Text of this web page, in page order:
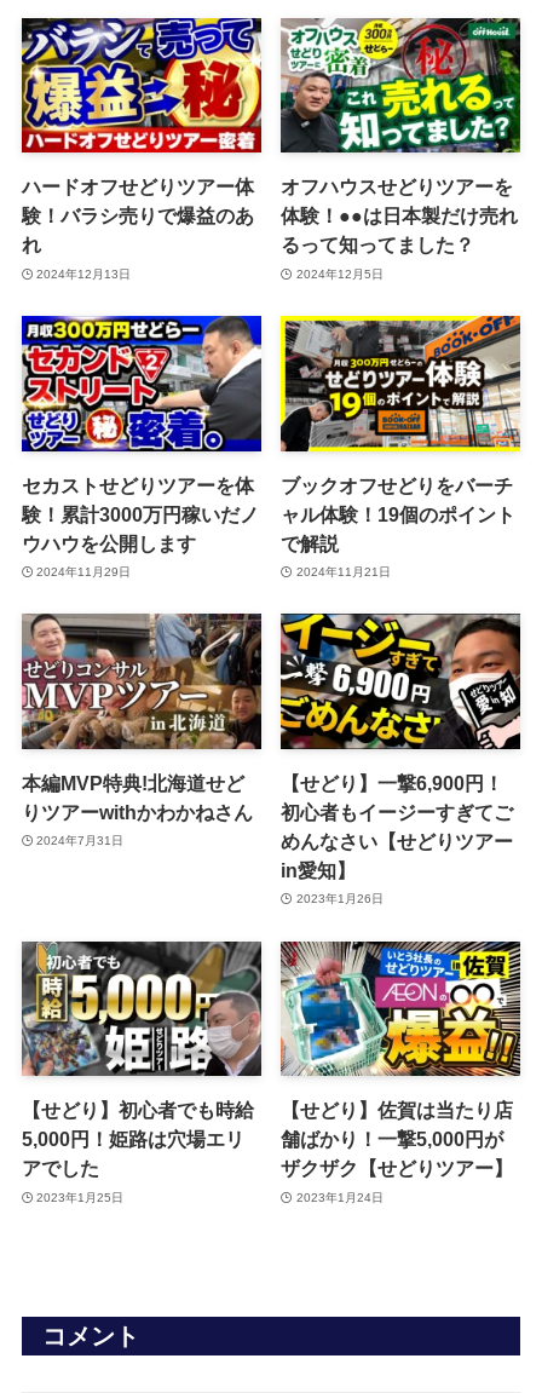
ハードオフせどりツアー体
験！バラシ売りで爆益のあ
れ
2024年12月13日
オフハウスせどりツアーを
体験！●●は日本製だけ売れ
るって知ってました？
2024年12月5日
セカストせどりツアーを体
験！累計3000万円稼いだノ
ウハウを公開します
2024年11月29日
ブックオフせどりをバーチ
ャル体験！19個のポイント
で解説
2024年11月21日
本編MVP特典!北海道せど
りツアーwithかわかねさん
2024年7月31日
【せどり】一撃6,900円！
初心者もイージーすぎてご
めんなさい【せどりツアー
in愛知】
2023年1月26日
【せどり】初心者でも時給
5,000円！姫路は穴場エリ
アでした
2023年1月25日
【せどり】佐賀は当たり店
舗ばかり！一撃5,000円が
ザクザク【せどりツアー】
2023年1月24日
コメント